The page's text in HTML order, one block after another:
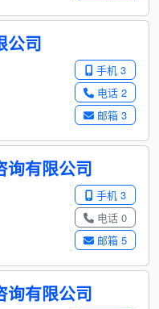
公司
手机 3
电话 2
邮箱 3
询有限公司
手机 3
电话 0
邮箱 5
询有限公司